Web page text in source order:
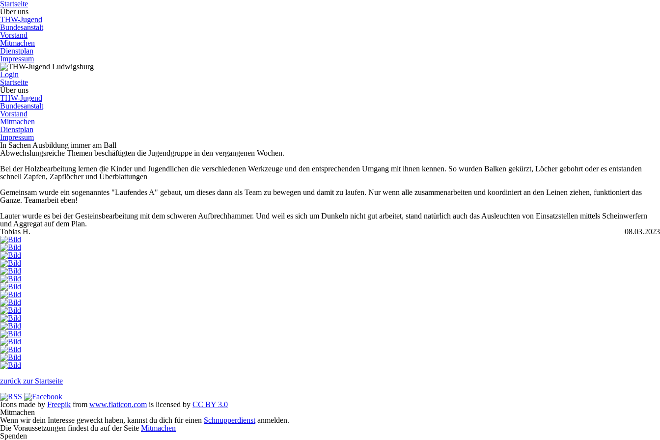
Startseite
Über uns
THW-Jugend
Bundesanstalt
Vorstand
Mitmachen
Dienstplan
Impressum
Login
Startseite
Über uns
THW-Jugend
Bundesanstalt
Vorstand
Mitmachen
Dienstplan
Impressum
In Sachen Ausbildung immer am Ball
Abwechslungsreiche Themen beschäftigten die Jugendgruppe in den vergangenen Wochen.
Bei der Holzbearbeitung lernen die Kinder und Jugendlichen die verschiedenen Werkzeuge und den entsprechenden Umgang mit ihnen kennen. So wurden Balken gekürzt, Löcher gebohrt oder es entstanden
schnell Zapfen, Zapflöcher und Überblattungen
Gemeinsam wurde ein sogenanntes "Laufendes A" gebaut, um dieses dann als Team zu bewegen und damit zu laufen. Nur wenn alle zusammenarbeiten und koordiniert an den Leinen ziehen, funktioniert das
Ganze. Teamarbeit eben!
Lauter wurde es bei der Gesteinsbearbeitung mit dem schweren Aufbrechhammer. Und weil es sich um Dunkeln nicht gut arbeitet, stand natürlich auch das Ausleuchten von Einsatzstellen mittels Scheinwerfern
und Aggregat auf dem Plan.
Tobias H.
08.03.2023
zurück zur Startseite
Icons made by Freepik from www.flaticon.com is licensed by CC BY 3.0
Mitmachen
Wenn wir dein Interesse geweckt haben, kannst du dich für einen Schnupperdienst anmelden.
Die Voraussetzungen findest du auf der Seite Mitmachen
Spenden